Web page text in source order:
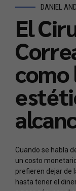
DANIEL
El
como
Cuando se habla
un costo
prefieren dejar de
hasta tener el